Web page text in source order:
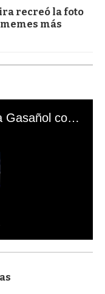
recreó la foto
más
El mal momento de Yanina Gasañol con un hincha argentino en "Subrayado"